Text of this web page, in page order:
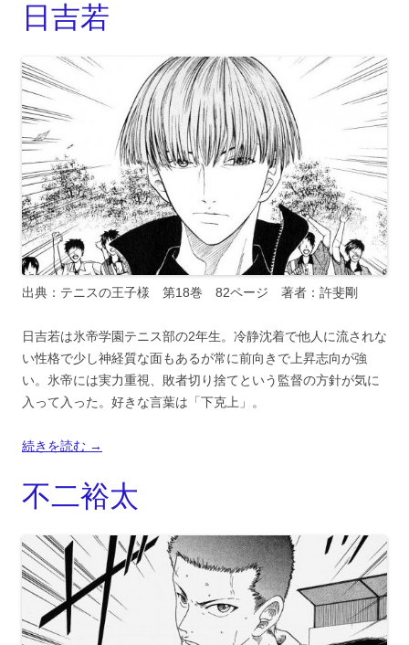
日吉若
出典：テニスの王子様 第18巻 82ページ 著者：許斐剛
日吉若は氷帝学園テニス部の2年生。冷静沈着で他人に流されな
い性格で少し神経質な面もあるが常に前向きで上昇志向が強
い。氷帝には実力重視、敗者切り捨てという監督の方針が気に
入って入った。好きな言葉は「下克上」。
続きを読む →
不二裕太